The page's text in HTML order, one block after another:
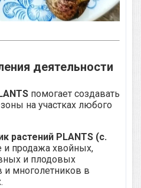
деятельности
помогает создавать
на участках любого
растений PLANTS (с.
продажа хвойных,
и плодовых
и многолетников в